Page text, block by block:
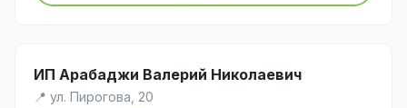
ИП Арабаджи Валерий Николаевич
📍 ул. Пирогова, 20